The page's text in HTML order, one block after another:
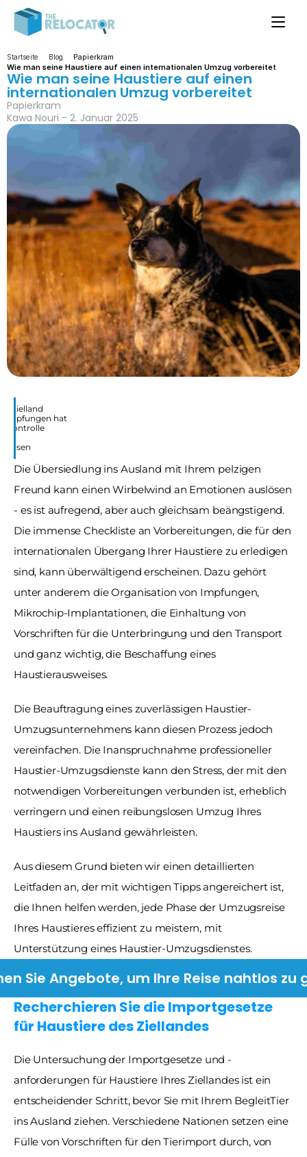
Startseite Blog
Papierkram
Wie man seine Haustiere auf einen internationalen Umzug vorbereitet
Wie man seine Haustiere auf einen
internationalen Umzug vorbereitet
Papierkram
Kawa Nouri - 2. Januar 2025
Zielland
Impfungen hat
reisen
Die Übersiedlung ins Ausland mit Ihrem pelzigen
Freund kann einen Wirbelwind an Emotionen auslösen
- es ist aufregend, aber auch gleichsam beängstigend.
Die immense Checkliste an Vorbereitungen, die für den
internationalen Übergang Ihrer Haustiere zu erledigen
sind, kann überwältigend erscheinen. Dazu gehört
unter anderem die Organisation von Impfungen,
Mikrochip-Implantationen, die Einhaltung von
Vorschriften für die Unterbringung und den Transport
und ganz wichtig, die Beschaffung eines
Haustierausweises.
Die Beauftragung eines zuverlässigen Haustier-
Umzugsunternehmens kann diesen Prozess jedoch
vereinfachen. Die Inanspruchnahme professioneller
Haustier-Umzugsdienste kann den Stress, der mit den
notwendigen Vorbereitungen verbunden ist, erheblich
verringern und einen reibungslosen Umzug Ihres
Haustiers ins Ausland gewährleisten.
Aus diesem Grund bieten wir einen detaillierten
Leitfaden an, der mit wichtigen Tipps angereichert ist,
die Ihnen helfen werden, jede Phase der Umzugsreise
Ihres Haustieres effizient zu meistern, mit
Unterstützung eines Haustier-Umzugsdienstes.
Sie Angebote, um Ihre Reise nahtlos zu
Recherchieren Sie die Importgesetze
für Haustiere des Ziellandes
Die Untersuchung der Importgesetze und -
anforderungen für Haustiere Ihres Ziellandes ist ein
entscheidender Schritt, bevor Sie mit Ihrem BegleitTier
ins Ausland ziehen. Verschiedene Nationen setzen eine
Fülle von Vorschriften für den Tierimport durch, von